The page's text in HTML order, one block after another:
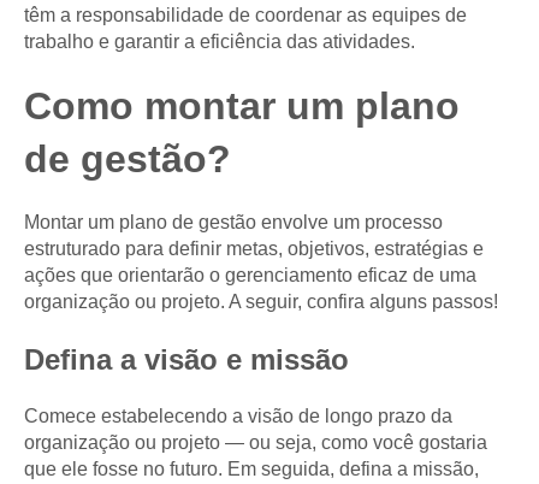
têm a responsabilidade de coordenar as equipes de
trabalho e garantir a eficiência das atividades.
Como montar um plano
de gestão?
Montar um plano de gestão envolve um processo
estruturado para definir metas, objetivos, estratégias e
ações que orientarão o gerenciamento eficaz de uma
organização ou projeto. A seguir, confira alguns passos!
Defina a visão e missão
Comece estabelecendo a visão de longo prazo da
organização ou projeto — ou seja, como você gostaria
que ele fosse no futuro. Em seguida, defina a missão,